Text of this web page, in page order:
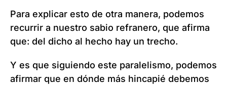
Para explicar esto de otra manera, podemos
recurrir a nuestro sabio refranero, que afirma
que: del dicho al hecho hay un trecho.
Y es que siguiendo este paralelismo, podemos
afirmar que en dónde más hincapié debemos